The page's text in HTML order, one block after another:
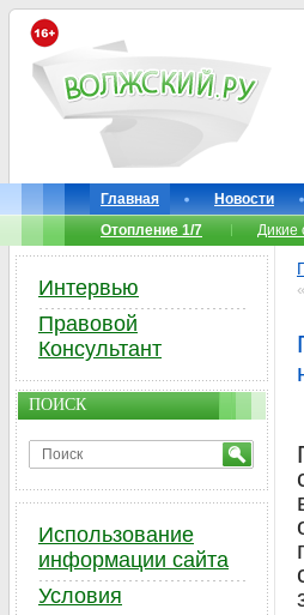
Главная Новости
Отопление 1/7
Дикие
Интервью
Правовой
Консультант
ПОИСК
Использование
информации сайта
Условия